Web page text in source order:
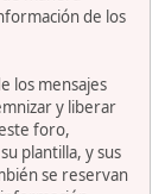
de los
los mensajes
y liberar
foro,
plantilla, y sus
se reservan